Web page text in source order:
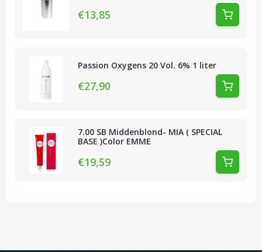
€13,85
Passion Oxygens 20 Vol. 6% 1 liter
€27,90
7.00 SB Middenblond- MIA ( SPECIAL
BASE )Color EMME
€19,59